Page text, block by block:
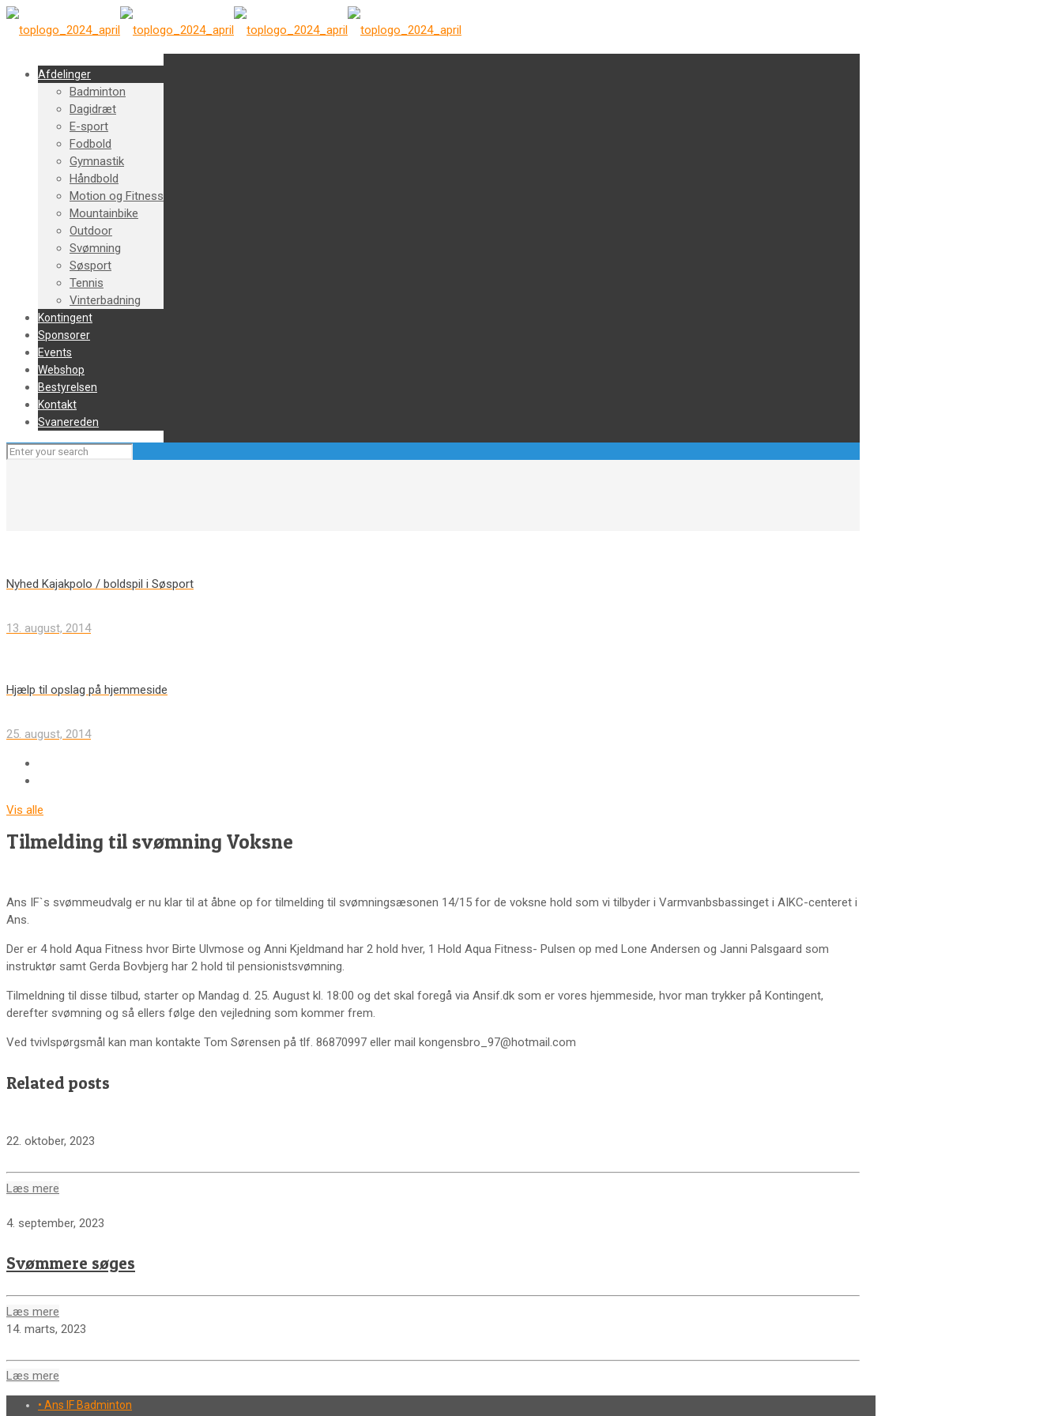
Afdelinger
Badminton
Dagidræt
E-sport
Fodbold
Gymnastik
Håndbold
Motion og Fitness
Mountainbike
Outdoor
Svømning
Søsport
Tennis
Vinterbadning
Kontingent
Sponsorer
Events
Webshop
Bestyrelsen
Kontakt
Svanereden
Nyhed Kajakpolo / boldspil i Søsport
13. august, 2014
Hjælp til opslag på hjemmeside
25. august, 2014
Vis alle
Tilmelding til svømning Voksne
Ans IF`s svømmeudvalg er nu klar til at åbne op for tilmelding til svømningsæsonen 14/15 for de voksne hold som vi tilbyder i Varmvanbsbassinget i AIKC-centeret i
Ans.
Der er 4 hold Aqua Fitness hvor Birte Ulvmose og Anni Kjeldmand har 2 hold hver, 1 Hold Aqua Fitness- Pulsen op med Lone Andersen og Janni Palsgaard som
instruktør samt Gerda Bovbjerg har 2 hold til pensionistsvømning.
Tilmeldning til disse tilbud, starter op Mandag d. 25. August kl. 18:00 og det skal foregå via Ansif.dk som er vores hjemmeside, hvor man trykker på Kontingent,
derefter svømning og så ellers følge den vejledning som kommer frem.
Ved tvivlspørgsmål kan man kontakte Tom Sørensen på tlf. 86870997 eller mail kongensbro_97@hotmail.com
Related posts
22. oktober, 2023
Læs mere
4. september, 2023
Svømmere søges
Læs mere
14. marts, 2023
Læs mere
• Ans IF Badminton